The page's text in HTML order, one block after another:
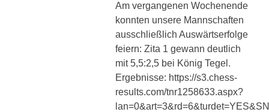
Am vergangenen Wochenende
konnten unsere Mannschaften
ausschließlich Auswärtserfolge
feiern: Zita 1 gewann deutlich
mit 5,5:2,5 bei König Tegel.
Ergebnisse: https://s3.chess-
results.com/tnr1258633.aspx?